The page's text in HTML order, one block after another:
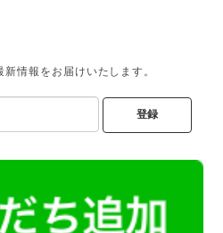
情報をお届けいたします。
登録